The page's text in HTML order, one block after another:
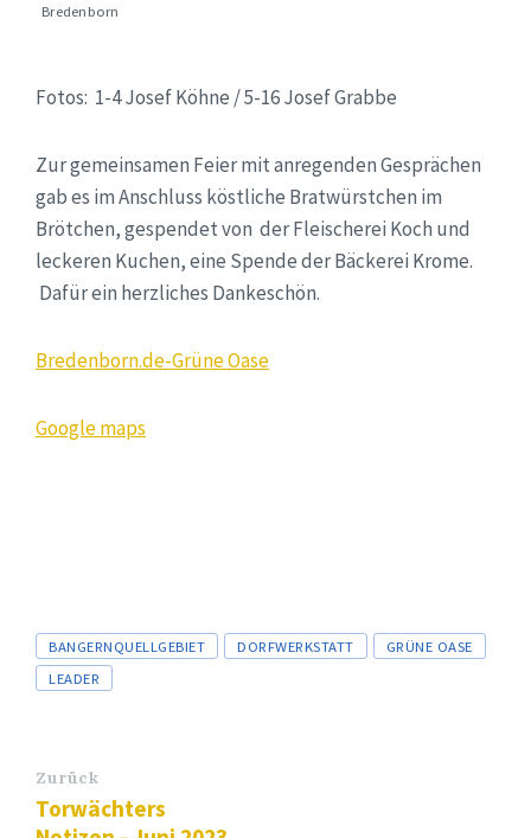
Bredenborn
Fotos: 1-4 Josef Köhne / 5-16 Josef Grabbe
Zur gemeinsamen Feier mit anregenden Gesprächen
gab es im Anschluss köstliche Bratwürstchen im
Brötchen, gespendet von der Fleischerei Koch und
leckeren Kuchen, eine Spende der Bäckerei Krome.
Dafür ein herzliches Dankeschön.
Bredenborn.de-Grüne Oase
Google maps
Tags
BANGERNQUELLGEBIET DORFWERKSTATT
GRÜNE OASE
LEADER
Zurück
Torwächters